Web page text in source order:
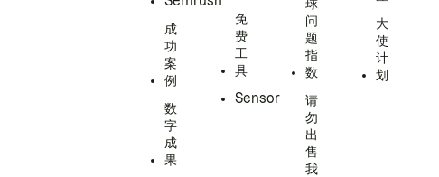
成
功
案
例
数
字
成
果
免
费
工
具
Sensor
球
问
题
指
数
请
勿
出
售
我
大
使
计
划